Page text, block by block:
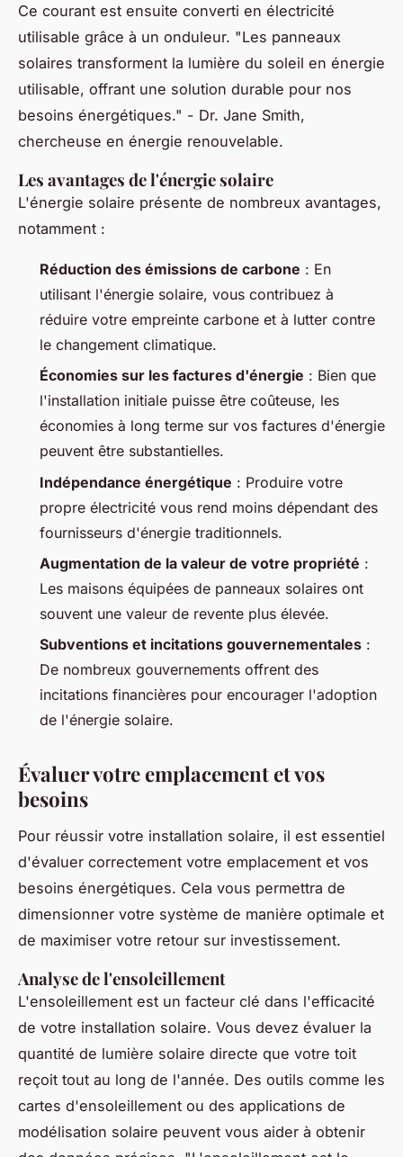
Ce courant est ensuite converti en électricité
utilisable grâce à un onduleur. "Les panneaux
solaires transforment la lumière du soleil en énergie
utilisable, offrant une solution durable pour nos
besoins énergétiques." - Dr. Jane Smith,
chercheuse en énergie renouvelable.
Les avantages de l'énergie solaire
L'énergie solaire présente de nombreux avantages,
notamment :
Réduction des émissions de carbone : En
utilisant l'énergie solaire, vous contribuez à
réduire votre empreinte carbone et à lutter contre
le changement climatique.
Économies sur les factures d'énergie : Bien que
l'installation initiale puisse être coûteuse, les
économies à long terme sur vos factures d'énergie
peuvent être substantielles.
Indépendance énergétique : Produire votre
propre électricité vous rend moins dépendant des
fournisseurs d'énergie traditionnels.
Augmentation de la valeur de votre propriété :
Les maisons équipées de panneaux solaires ont
souvent une valeur de revente plus élevée.
Subventions et incitations gouvernementales :
De nombreux gouvernements offrent des
incitations financières pour encourager l'adoption
de l'énergie solaire.
Évaluer votre emplacement et vos
besoins
Pour réussir votre installation solaire, il est essentiel
d'évaluer correctement votre emplacement et vos
besoins énergétiques. Cela vous permettra de
dimensionner votre système de manière optimale et
de maximiser votre retour sur investissement.
Analyse de l'ensoleillement
L'ensoleillement est un facteur clé dans l'efficacité
de votre installation solaire. Vous devez évaluer la
quantité de lumière solaire directe que votre toit
reçoit tout au long de l'année. Des outils comme les
cartes d'ensoleillement ou des applications de
modélisation solaire peuvent vous aider à obtenir